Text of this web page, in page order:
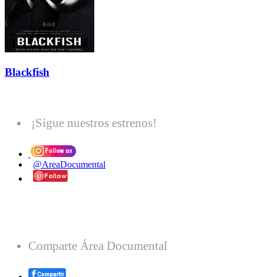
Blackfish
¡Sigue nuestros estrenos!
@AreaDocumental
Comparte Área Documental